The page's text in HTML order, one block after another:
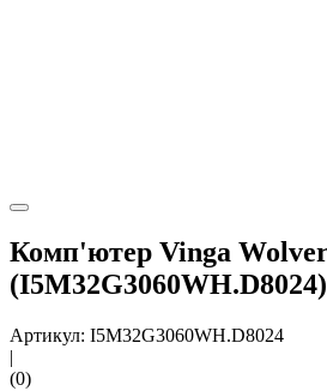
Комп'ютер Vinga
(I5M32G3060WH.D8024)
Артикул: I5M32G3060WH.D8024
|
(0)